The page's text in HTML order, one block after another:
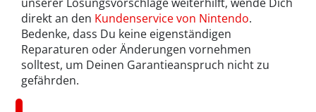
direkt an den Kundenservice von Nintendo.
Bedenke, dass Du keine eigenständigen
Reparaturen oder Änderungen vornehmen
solltest, um Deinen Garantieanspruch nicht zu
gefährden.